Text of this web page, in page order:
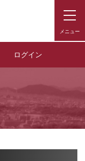
ログイン